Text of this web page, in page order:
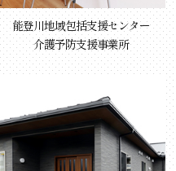
能登川地域包括支援センター
介護予防支援事業所